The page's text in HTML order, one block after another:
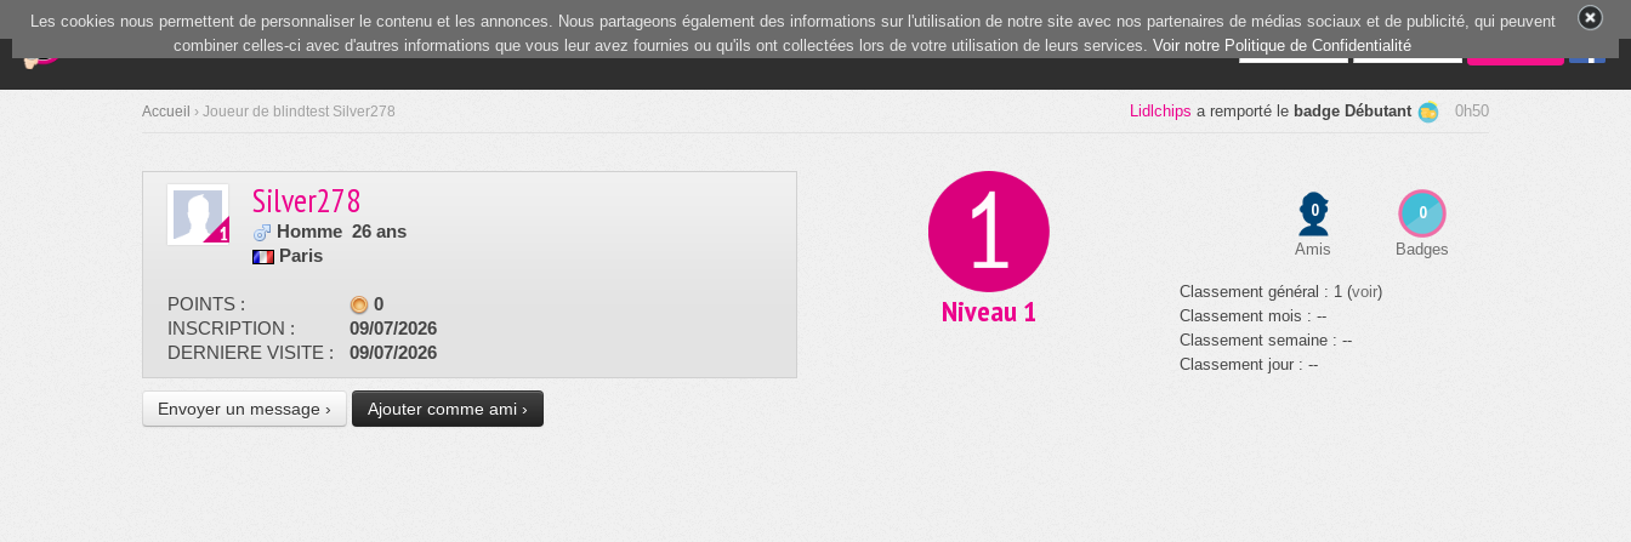
Blind Test(current)
Communauté 3 joueurs en ligne
Lidlchips a remporté le badge Débutant 0h50
Accueil › Joueur de blindtest Silver278
Silver278
Homme 26 ans
Paris
POINTS :
0
INSCRIPTION :
09/07/2026
DERNIERE VISITE :
09/07/2026
Envoyer un message › Ajouter comme ami ›
Niveau 1
0
Badges
0
Amis
Classement général : 1 (voir)
Classement mois : --
Classement semaine : --
Classement jour : --
Les cookies nous permettent de personnaliser le contenu et les annonces. Nous partageons également des informations sur l'utilisation de notre site avec nos partenaires de médias sociaux et de publicité, qui peuvent
combiner celles-ci avec d'autres informations que vous leur avez fournies ou qu'ils ont collectées lors de votre utilisation de leurs services. Voir notre Politique de Confidentialité